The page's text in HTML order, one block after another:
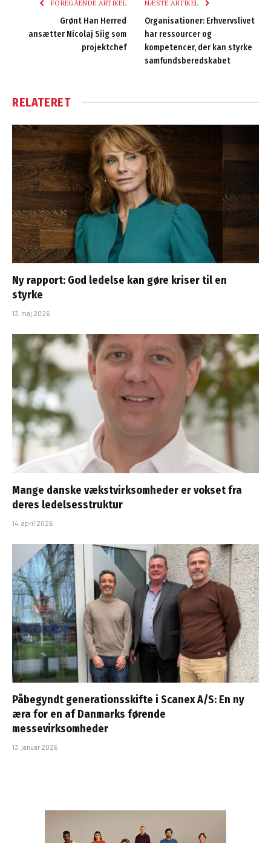
FOREGÅENDE ARTIKEL
Grønt Han Herred
ansætter Nicolaj Siig som
projektchef
NÆSTE ARTIKEL
Organisationer: Erhvervslivet
har ressourcer og
kompetencer, der kan styrke
samfundsberedskabet
RELATERET
Ny rapport: God ledelse kan gøre kriser til en
styrke
13. maj 2026
Mange danske vækstvirksomheder er vokset fra
deres ledelsesstruktur
14. april 2026
Påbegyndt generationsskifte i Scanex A/S: En ny
æra for en af Danmarks førende
messevirksomheder
13. januar 2026